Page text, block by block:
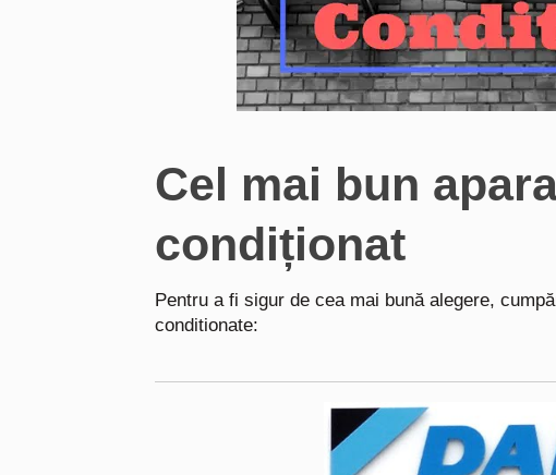
Cel mai bun
condiționat
Pentru a fi sigur de cea mai bună alegere,
conditionate: